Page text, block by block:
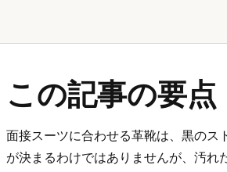
この記事の要点
面接スーツに合わせる革靴は、黒のス
が決まるわけではありませんが、汚れ